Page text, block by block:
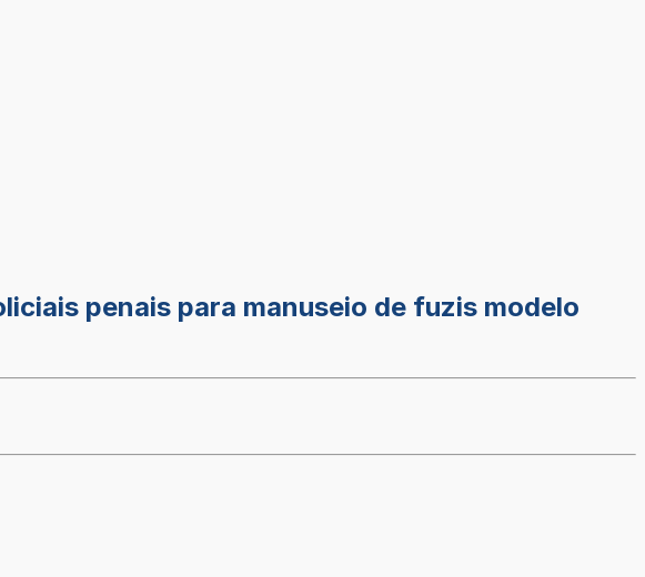
penais para manuseio de fuzis modelo